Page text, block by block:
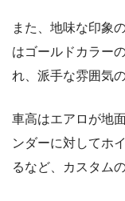
また、地味な印象
はゴールドカラー
れ、派手な雰囲気
車高はエアロが地
ンダーに対してホ
るなど、カスタム